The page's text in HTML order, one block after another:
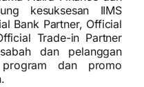
kesuksesan IIMS
Bank Partner, Official
Trade-in Partner
dan pelanggan
dan promo